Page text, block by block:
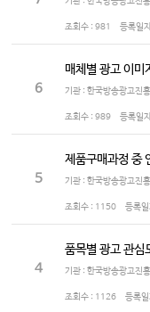
조회수 : 981 등록일
6
매체별 광고 이
기관 : 한국방송광고진
조회수 : 989 등록일
5
제품구매과정 중
기관 : 한국방송광고진
조회수 : 1150 등록
4
품목별 광고 관심
기관 : 한국방송광고진
조회수 : 1126 등록